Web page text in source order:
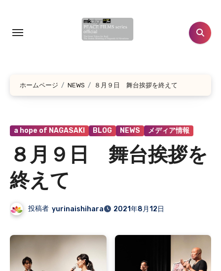
ホームページ NEWS ８月９日 舞台挨拶を終えて
a hope of NAGASAKI BLOG NEWS メディア情報
８月９日 舞台挨拶を
終えて
投稿者 yurinaishihara 2021年8月12日